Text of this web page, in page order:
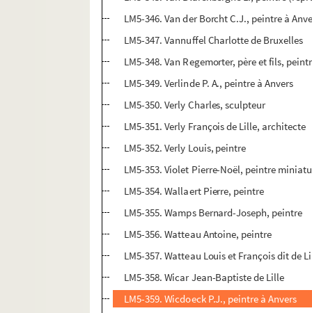
LM5-346. Van der Borcht C.J., peintre à
LM5-347. Vannuffel Charlotte de Bruxelles
LM5-348. Van Regemorter, père et fils,
LM5-349. Verlinde P. A., peintre à Anvers
LM5-350. Verly Charles, sculpteur
LM5-351. Verly François de Lille, architecte
LM5-352. Verly Louis, peintre
LM5-353. Violet Pierre-Noël, peintre
LM5-354. Wallaert Pierre, peintre
LM5-355. Wamps Bernard-Joseph, peintre
LM5-356. Watteau Antoine, peintre
LM5-357. Watteau Louis et François dit
LM5-358. Wicar Jean-Baptiste de Lille
LM5-359. Wicdoeck P.J., peintre à Anvers